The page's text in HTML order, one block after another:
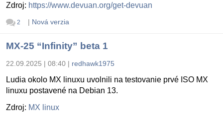
Zdroj: https://www.devuan.org/get-devuan
2 | Nová verzia
MX-25 “Infinity” beta 1
22.09.2025 | 08:40 | redhawk1975
Ludia okolo MX linuxu uvolnili na testovanie prvé ISO MX
linuxu postavené na Debian 13.
Zdroj: MX linux